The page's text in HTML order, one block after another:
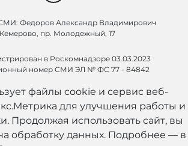
Федоров Александр Владимирович
Кемерово, пр. Молодежный, 17
в Роскомнадзоре 03.03.2023
номер СМИ ЭЛ № ФС 77 - 84842
файлы cookie и сервис веб-
для улучшения работы и
Продолжая использовать сайт, вы
обработку данных. Подробнее — в